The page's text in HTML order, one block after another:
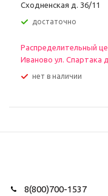
Сходненская д. 36/11
Достаточно
Распределительный
Иваново ул. Спартака
Нет в наличии
8(800)700-1537